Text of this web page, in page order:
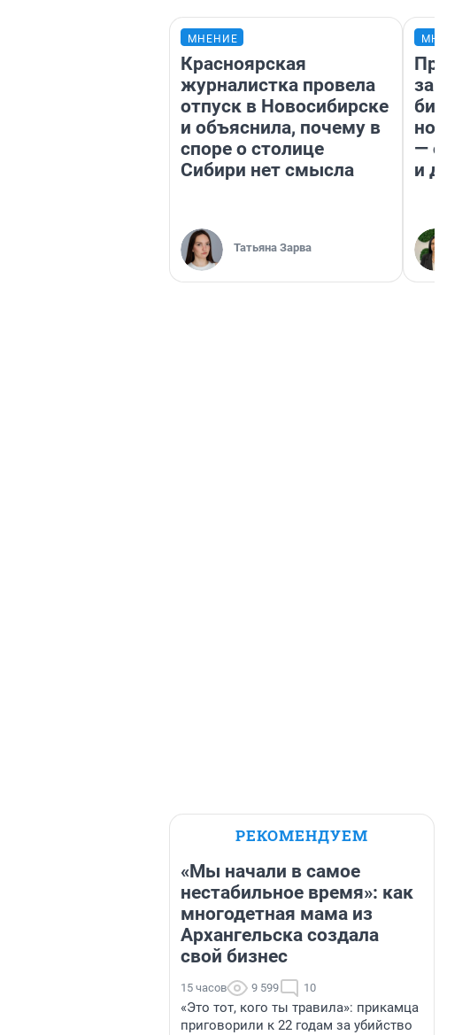
МНЕНИЕ
Красноярская
журналистка провела
отпуск в Новосибирске
и объяснила, почему в
споре о столице
Сибири нет смысла
Татьяна Зарва
— он
и
РЕКОМЕНДУЕМ
«Мы начали в самое
нестабильное время»: как
многодетная мама из
Архангельска создала
свой бизнес
15 часов 9 599 10
«Это тот, кого ты травила»: прикамца
приговорили к 22 годам за убийство